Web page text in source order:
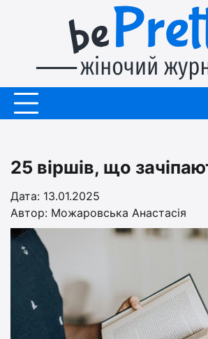
25 віршів, що
Дата: 13.01.2025
Автор: Можаровська Анастасія